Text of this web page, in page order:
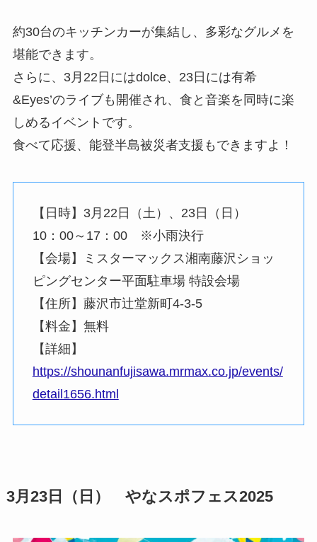
約30台のキッチンカーが集結し、多彩なグルメを
堪能できます。
さらに、3月22日にはdolce、23日には有希
&Eyes’のライブも開催され、食と音楽を同時に楽
しめるイベントです。​
食べて応援、能登半島被災者支援もできますよ！
【日時】3月22日（土）、23日（日）
10：00～17：00 ※小雨決行
【会場】ミスターマックス湘南藤沢ショッ
ピングセンター平面駐車場 特設会場
【住所】藤沢市辻堂新町4-3-5
【料金】無料
【詳細】
https://shounanfujisawa.mrmax.co.jp/events/
detail1656.html
3月23日（日） やなスポフェス2025